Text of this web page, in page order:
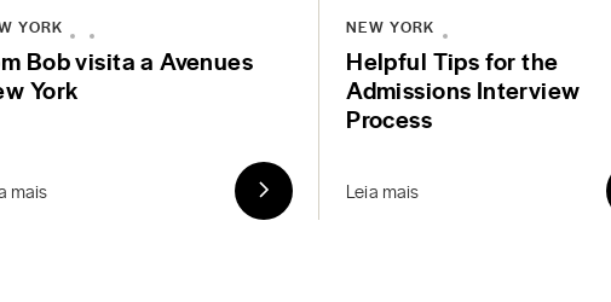
YORK
Bob visita a Avenues
York
mais
NEW YORK
Helpful Tips for the
Admissions Interview
Process
Leia mais